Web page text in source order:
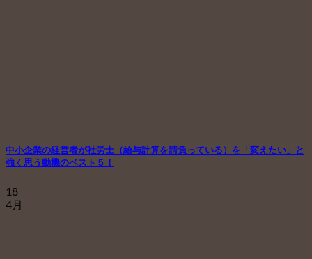
中小企業の経営者が社労士（給与計算を請負っている）を「変えたい」と
強く思う動機のベスト５！
18
4月